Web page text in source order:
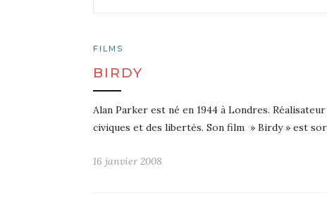
FILMS
BIRDY
Alan Parker est né en 1944 à Londres.
civiques et des libertés. Son film » Birdy » est
16 janvier 2008